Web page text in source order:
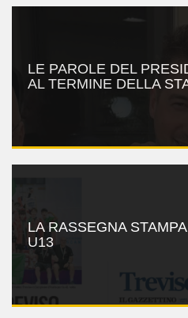
LE PAROLE DEL
AL TERMINE DELLA
LA RASSEGNA
U13